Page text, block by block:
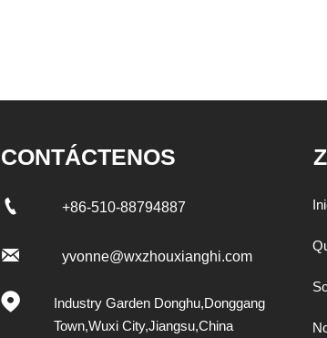
CONTÁCTENOS
 +86-510-88794887
 yvonne@wxzhouxianghi.com

Industry Garden Donghu,Donggang
Town,Wuxi City,Jiangsu,China